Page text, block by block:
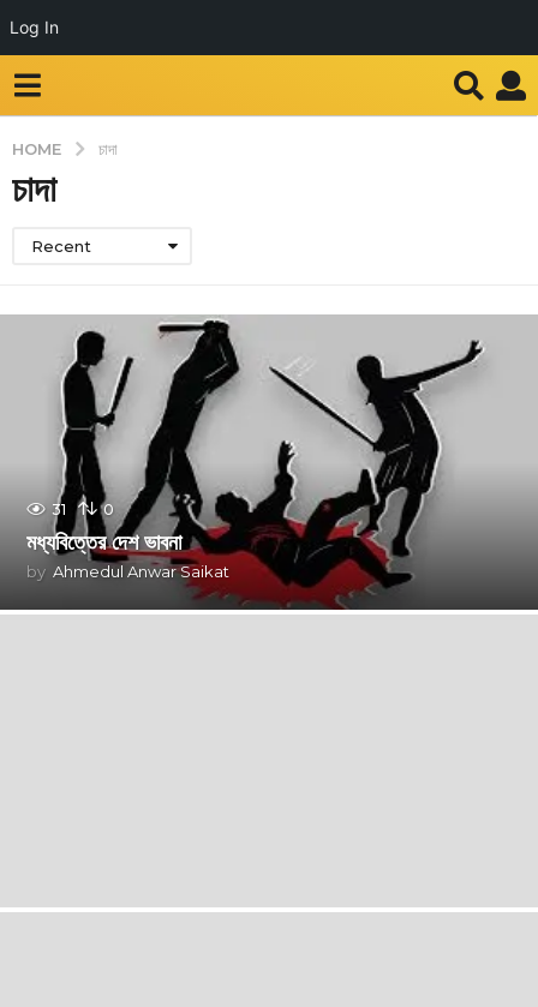
Log In
HOME চাদা
চাদা
Recent
31 0
মধ্যবিত্তের দেশ ভাবনা
by Ahmedul Anwar Saikat